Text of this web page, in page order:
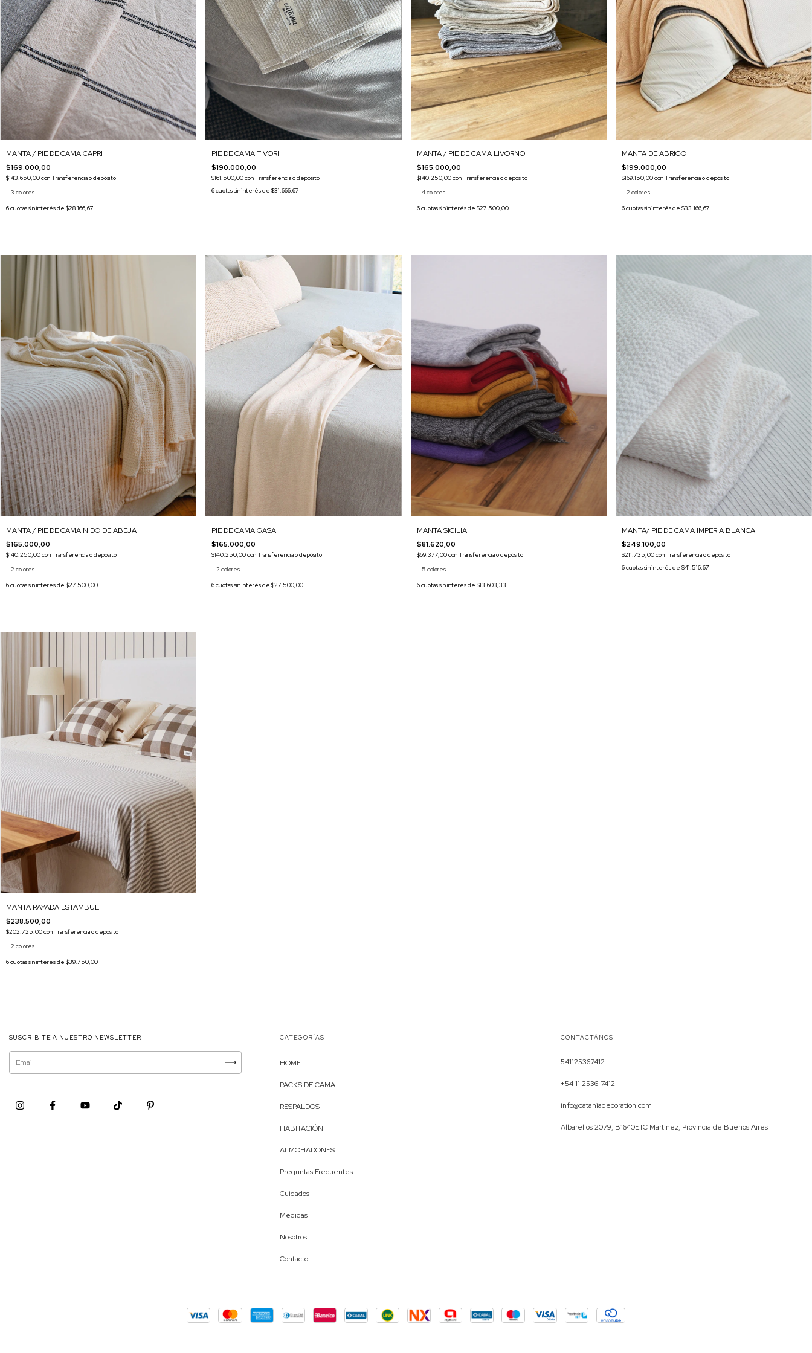
MANTA / PIE DE CAMA CAPRI
$169.000,00
$143.650,00conTransferencia o depósito
3 colores
6cuotas sin interés de $28.166,67
PIE DE CAMA TIVORI
$190.000,00
$161.500,00conTransferencia o depósito
6cuotas sin interés de $31.666,67
MANTA / PIE DE CAMA LIVORNO
$165.000,00
$140.250,00conTransferencia o depósito
4 colores
6cuotas sin interés de $27.500,00
MANTA DE ABRIGO
$199.000,00
$169.150,00conTransferencia o depósito
2 colores
6cuotas sin interés de$33.166,67
MANTA / PIE DE CAMA NIDO DE ABEJA
$165.000,00
$140.250,00conTransferencia o depósito
2 colores
6cuotas sin interés de $27.500,00
PIE DE CAMA GASA
$165.000,00
$140.250,00conTransferencia o depósito
2 colores
6cuotas sin interés de $27.500,00
MANTA SICILIA
$81.620,00
$69.377,00conTransferencia o depósito
5 colores
6cuotas sin interés de $13.603,33
MANTA/ PIE DE CAMA IMPERIA BLANCA
$249.100,00
$211.735,00conTransferencia o depósito
6cuotas sin interés de$41.516,67
MANTA RAYADA ESTAMBUL
$238.500,00
$202.725,00conTransferencia o depósito
2 colores
6cuotas sin interés de $39.750,00
SUSCRIBITE A NUESTRO NEWSLETTER CATEGORÍAS
HOME
PACKS DE CAMA
RESPALDOS
HABITACIÓN
ALMOHADONES
Preguntas Frecuentes
Cuidados
Medidas
Nosotros
Contacto
CONTACTÁNOS
541125367412
+54 11 2536-7412
info@cataniadecoration.com
Albarellos 2079, B1640ETC Martínez, Provincia de Buenos Aires